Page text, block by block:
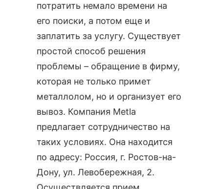
потратить немало времени на
его поиски, а потом еще и
заплатить за услугу. Существует
простой способ решения
проблемы – обращение в фирму,
которая не только примет
металлолом, но и организует его
вывоз. Компания Metla
предлагает сотрудничество на
таких условиях. Она находится
по адресу: Россия, г. Ростов-на-
Дону, ул. Левобережная, 2.